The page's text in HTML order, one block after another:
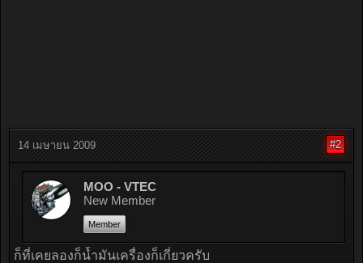
14 เมษายน 2009 #2
MOO - VTEC
New Member
Member
ก็ที่เคยลองก็น้ำมันเครื่องก็เกี่ยวครับ